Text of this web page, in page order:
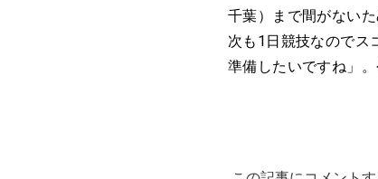
千葉）まで間がない
次も1日競技なのでス
準備したいですね」